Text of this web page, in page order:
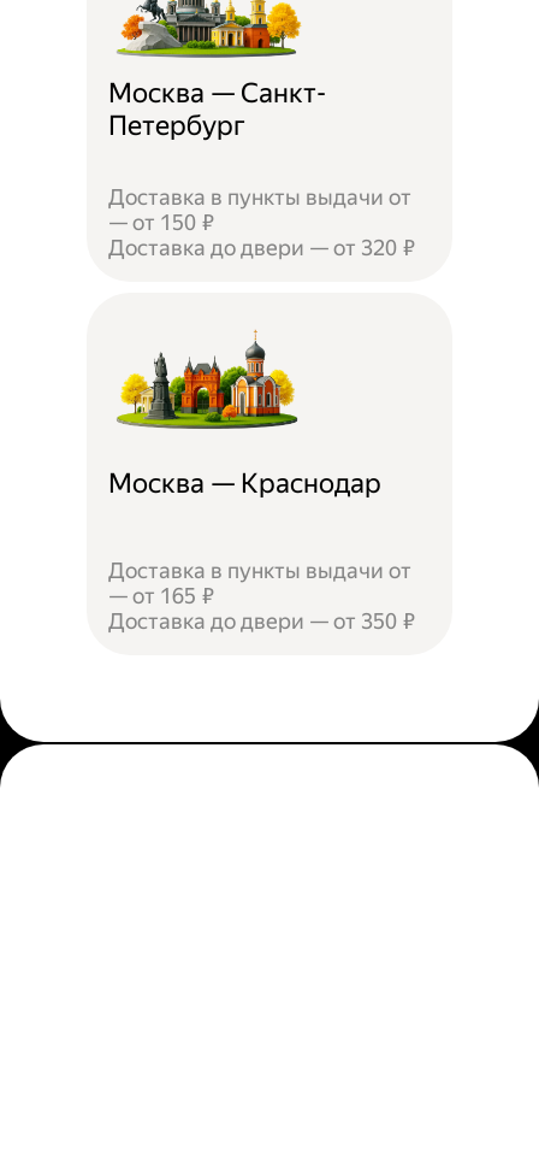
Москва — Санкт-
Петербург
Доставка в пункты выдачи от
— от 150 ₽
Доставка до двери — от 320 ₽
Москва — Краснодар
Доставка в пункты выдачи от
— от 165 ₽
Доставка до двери — от 350 ₽